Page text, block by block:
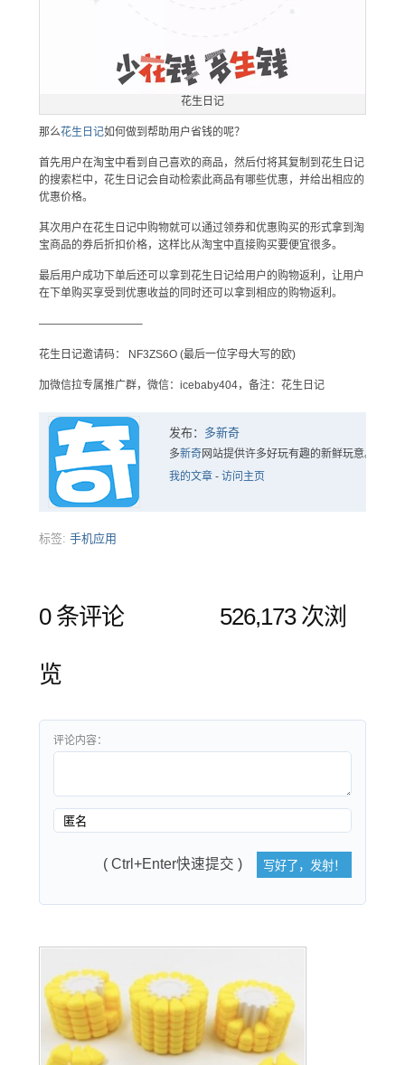
花生日记
那么花生日记如何做到帮助用户省钱的呢？
首先用户在淘宝中看到自己喜欢的商品，然后付将其复制到花生日记
的搜索栏中，花生日记会自动检索此商品有哪些优惠，并给出相应的
优惠价格。
其次用户在花生日记中购物就可以通过领券和优惠购买的形式拿到淘
宝商品的券后折扣价格，这样比从淘宝中直接购买要便宜很多。
最后用户成功下单后还可以拿到花生日记给用户的购物返利，让用户
在下单购买享受到优惠收益的同时还可以拿到相应的购物返利。
—————————–
花生日记邀请码： NF3ZS6O (最后一位字母大写的欧)
加微信拉专属推广群，微信：icebaby404，备注：花生日记
发布： 多新奇
多新奇网站提供许多好玩有趣的新鲜玩意。
我的文章- 访问主页
标签: 手机应用
0 条评论 526,173 次浏
览
评论内容：
( Ctrl+Enter快速提交 )